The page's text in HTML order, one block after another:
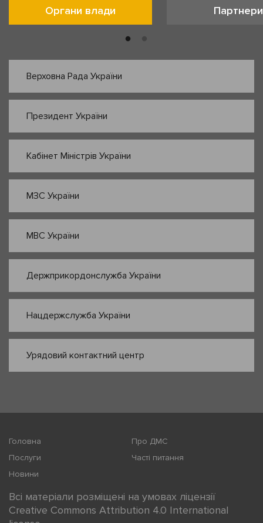
Органи влади Партнери
Верховна Рада України
Президент України
Кабінет Міністрів України
МЗС України
МВС України
Держприкордонслужба України
Нацдержслужба України
Урядовий контактний центр
Головна
Про ДМС
Послуги
Часті питання
Новини
Всі матеріали розміщені на умовах ліцензії
Creative Commons Attribution 4.0 International